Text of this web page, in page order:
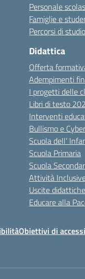
Personale
Famiglie e
Percorsi di studio
Didattica
Offerta
Adempimenti
I progetti delle
Libri di testo
Interventi
Bullismo e
Scuola dell’
Scuola Primaria
Scuola
Attività
Uscite didattiche
Educare alla
Obiettivi di